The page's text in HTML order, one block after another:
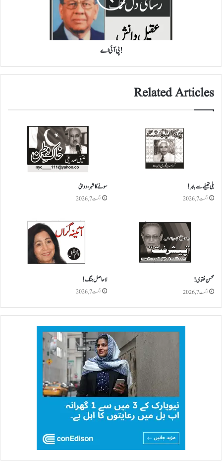
!پی آئی اے
Related Articles
بلی تھیلے سے باہر!
اگست 7, 2026
سونے کا شہر، دوبئی
اگست 7, 2026
محسن نقوی!
اگست 7, 2026
لاحاصل جنگ!
اگست 7, 2026